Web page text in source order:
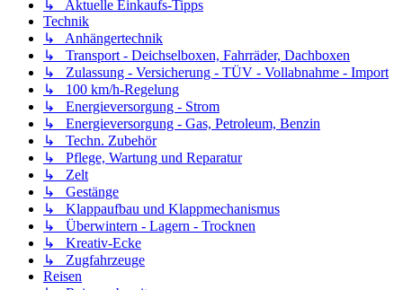
↳ Aktuelle Einkaufs-Tipps
Technik
↳ Anhängertechnik
↳ Transport - Deichselboxen, Fahrräder, Dachboxen
↳ Zulassung - Versicherung - TÜV - Vollabnahme - Import
↳ 100 km/h-Regelung
↳ Energieversorgung - Strom
↳ Energieversorgung - Gas, Petroleum, Benzin
↳ Techn. Zubehör
↳ Pflege, Wartung und Reparatur
↳ Zelt
↳ Gestänge
↳ Klappaufbau und Klappmechanismus
↳ Überwintern - Lagern - Trocknen
↳ Kreativ-Ecke
↳ Zugfahrzeuge
Reisen